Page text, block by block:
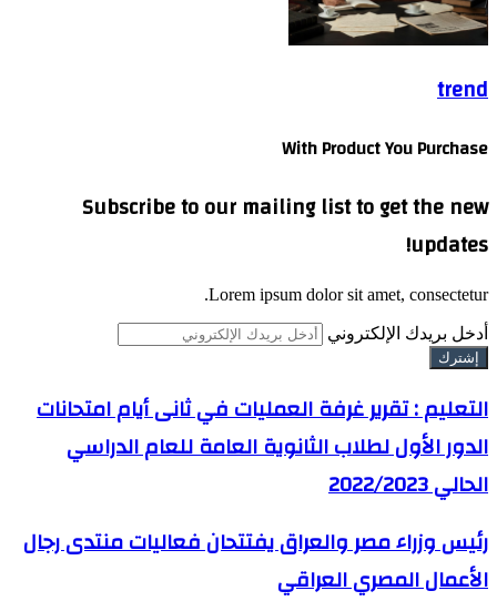
trend
With Product You Purchase
Subscribe to our mailing list to get the new
updates!
Lorem ipsum dolor sit amet, consectetur.
أدخل بريدك الإلكتروني
التعليم : تقرير غرفة العمليات في ثانى أيام امتحانات
الدور الأول لطلاب الثانوية العامة للعام الدراسي
الحالي 2022/2023
رئيس وزراء مصر والعراق يفتتحان فعاليات منتدى رجال
الأعمال المصري العراقي